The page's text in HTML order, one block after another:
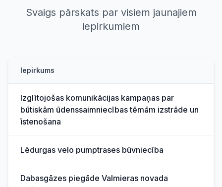
Svaigs pārskats par visiem jaunajiem
iepirkumiem
Iepirkums
Izglītojošas komunikācijas kampaņas par
būtiskām ūdenssaimniecības tēmām izstrāde un
īstenošana
Lēdurgas velo pumptrases būvniecība
Dabasgāzes piegāde Valmieras novada